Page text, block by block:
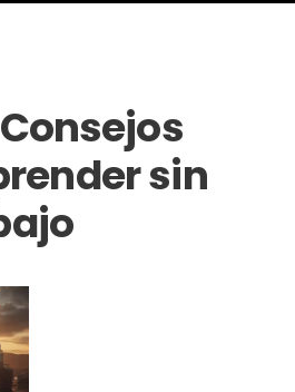
Consejos
sin